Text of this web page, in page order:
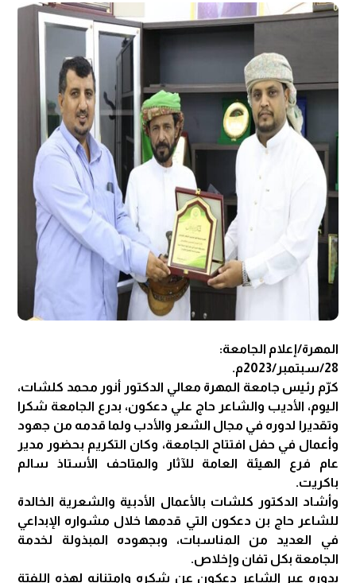
المهرة/إعلام الجامعة:
28/سبتمبر/2023م.
كرّم رئيس جامعة المهرة معالي الدكتور أنور محمد كلشات،
اليوم، الأديب والشاعر حاج علي دعكون، بدرع الجامعة شكرا
وتقديرا لدوره في مجال الشعر والأدب ولما قدمه من جهود
وأعمال في حفل افتتاح الجامعة، وكان التكريم بحضور مدير
عام فرع الهيئة العامة للآثار والمتاحف الأستاذ سالم
باكريت.
وأشاد الدكتور كلشات بالأعمال الأدبية والشعرية الخالدة
للشاعر حاج بن دعكون التي قدمها خلال مشواره الإبداعي
في العديد من المناسبات، وبجهوده المبذولة لخدمة
الجامعة بكل تفان وإخلاص.
بدوره عبر الشاعر دعكون عن شكره وامتنانه لهذه اللفتة